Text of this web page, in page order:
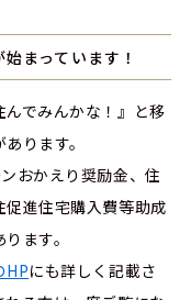
まっています！
でみんかな！』と移
ります。
おかえり奨励金、住
進住宅購入費等助成
ます。
HPにも詳しく記載さ